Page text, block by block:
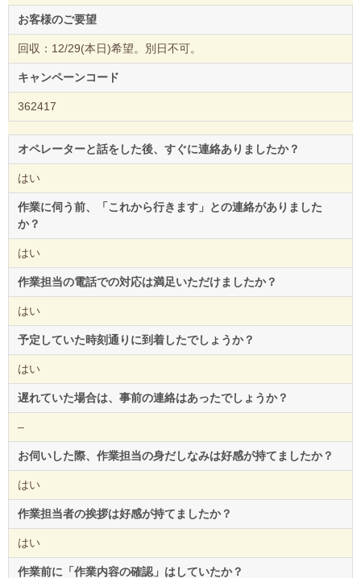
お客様のご要望
回収：12/29(本日)希望。別日不可。
キャンペーンコード
362417
オペレーターと話をした後、すぐに連絡ありましたか？
はい
作業に伺う前、「これから行きます」との連絡がありました
か？
はい
作業担当の電話での対応は満足いただけましたか？
はい
予定していた時刻通りに到着したでしょうか？
はい
遅れていた場合は、事前の連絡はあったでしょうか？
–
お伺いした際、作業担当の身だしなみは好感が持てましたか？
はい
作業担当者の挨拶は好感が持てましたか？
はい
作業前に「作業内容の確認」はしていたか？